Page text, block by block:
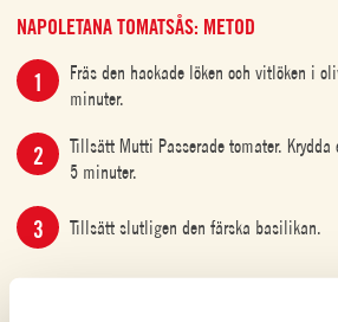
NAPOLETANA TOMATSÅS: METOD
Fräs den hackade löken och vitlöken i
minuter.
Tillsätt Mutti Passerade tomater.
5 minuter.
Tillsätt slutligen den färska basilikan.